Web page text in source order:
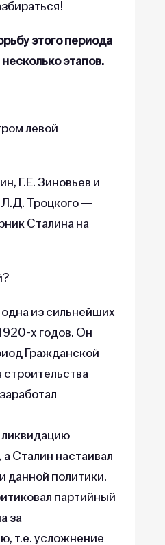
этого периода
этапов.
левой
Г.Е. Зиновьев и
Л.Д. Троцкого —
Сталина на
из сильнейших
х годов. Он
Гражданской
Сталин настаивал
данной политики.
партийный
за
т.е. усложнение